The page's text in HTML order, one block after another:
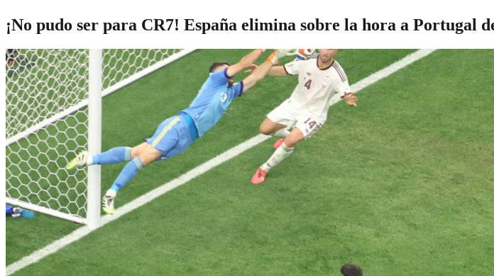
¡No pudo ser para CR7! España elimina sobre la hora a Portugal